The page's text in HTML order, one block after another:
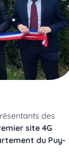
des
site 4G
du Puy-